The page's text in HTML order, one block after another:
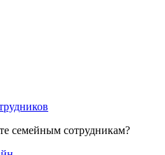
семейным сотрудникам?